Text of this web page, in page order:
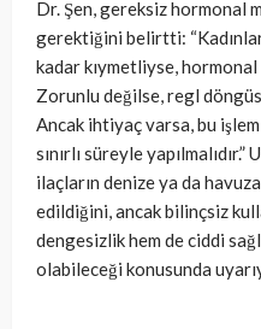
Dr. Şen, gereksiz hormonal
gerektiğini belirtti:
kadar kıymetliyse,
Zorunlu değilse, regl
Ancak ihtiyaç varsa, bu
sınırlı süreyle
ilaçların denize ya da
edildiğini, ancak bilinçsiz
dengesizlik hem de ciddi
olabileceği konusunda